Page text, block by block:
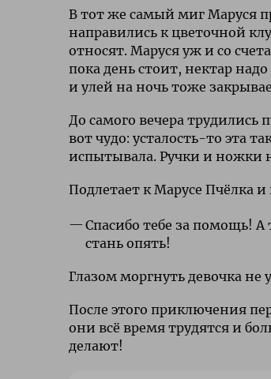
В тот же самый миг Маруся
направились к цветочной
относят. Маруся уж и со
пока день стоит, нектар
и улей на ночь тоже
До самого вечера трудились
вот чудо: усталость-то эта
испытывала. Ручки и ножки
Подлетает к Марусе Пчёлка и
Спасибо тебе за помощь! А
стань опять!
Глазом моргнуть девочка не
После этого приключения
они всё время трудятся и
делают!